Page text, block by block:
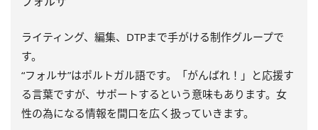
ライティング、編集、DTPまで手がける制作グループで
す。
“フォルサ”はポルトガル語です。「がんばれ！」と応援す
る言葉ですが、サポートするという意味もあります。女
性の為になる情報を間口を広く扱っていきます。